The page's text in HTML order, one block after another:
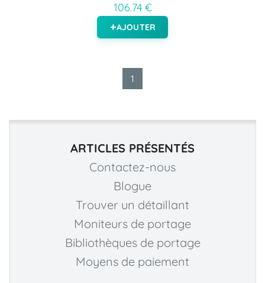
106.74 €
AJOUTER
1
ARTICLES PRÉSENTÉS
Contactez-nous
Blogue
Trouver un détaillant
Moniteurs de portage
Bibliothèques de portage
Moyens de paiement